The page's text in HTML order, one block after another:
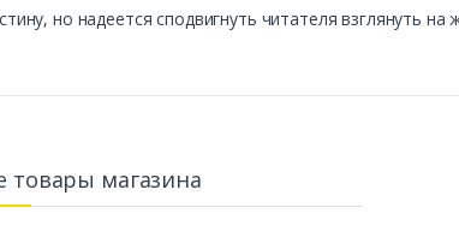
но надеется сподвигнуть читателя взглянуть
товары магазина